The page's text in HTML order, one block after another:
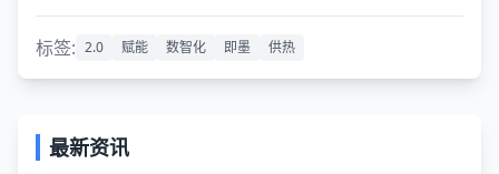
标签: 2.0 赋能 数智化 即墨 供热
最新资讯